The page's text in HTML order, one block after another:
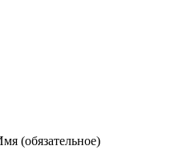
(обязательное)